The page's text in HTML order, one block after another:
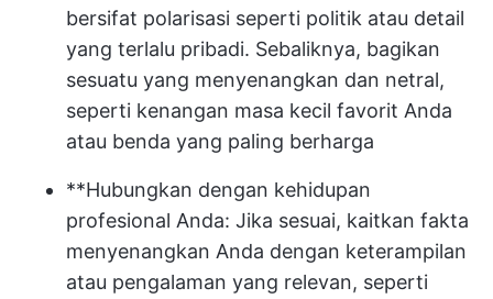
bersifat polarisasi seperti politik atau detail
yang terlalu pribadi. Sebaliknya, bagikan
sesuatu yang menyenangkan dan netral,
seperti kenangan masa kecil favorit Anda
atau benda yang paling berharga
**Hubungkan dengan kehidupan
profesional Anda: Jika sesuai, kaitkan fakta
menyenangkan Anda dengan keterampilan
atau pengalaman yang relevan, seperti